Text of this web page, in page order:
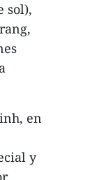
sol),
en
y